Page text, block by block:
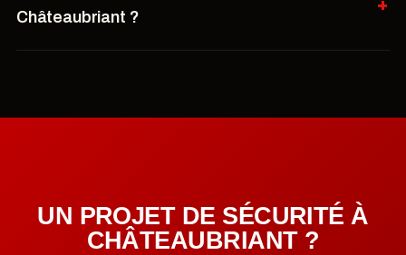
Châteaubriant ?
UN PROJET DE SÉCURITÉ À
CHÂTEAUBRIANT ?